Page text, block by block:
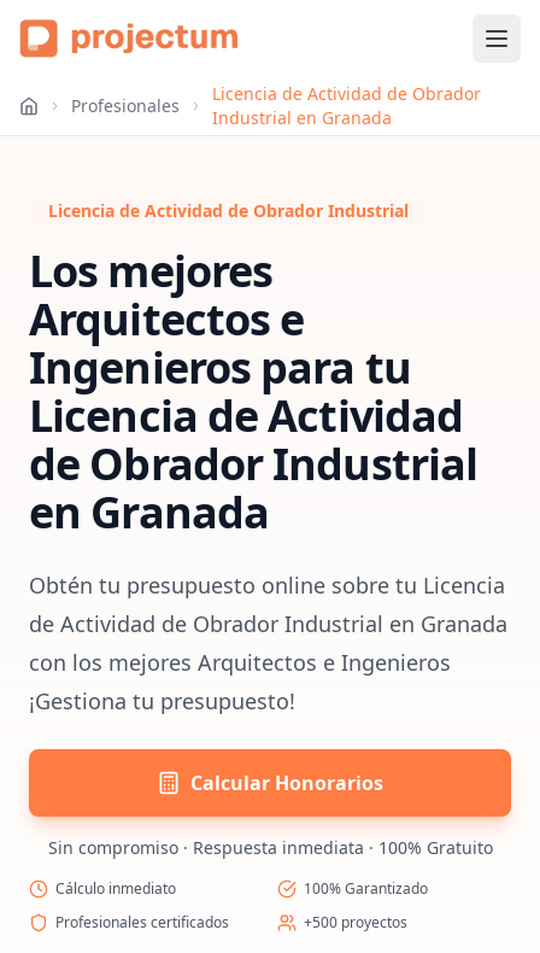
Profesionales
Licencia de Actividad de Obrador
Industrial en Granada
Licencia de Actividad de Obrador Industrial
Los mejores
Arquitectos e
Ingenieros para tu
Licencia de Actividad
de Obrador Industrial
en Granada
Obtén tu presupuesto online sobre tu Licencia
de Actividad de Obrador Industrial en Granada
con los mejores Arquitectos e Ingenieros
¡Gestiona tu presupuesto!
Calcular Honorarios
Sin compromiso · Respuesta inmediata · 100% Gratuito
Cálculo inmediato
100% Garantizado
Profesionales certificados
+500 proyectos